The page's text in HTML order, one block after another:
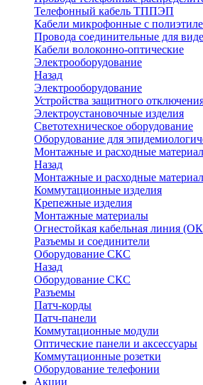
Телефонный кабель ТППЭП
Кабели микрофонные с
Провода соединительные для
Кабели волоконно-оптические
Электрооборудование
Назад
Электрооборудование
Устройства защитного
Электроустановочные изделия
Светотехническое оборудование
Оборудование для
Монтажные и расходные
Назад
Монтажные и расходные
Коммутационные изделия
Крепежные изделия
Монтажные материалы
Огнестойкая кабельная линия
Разъемы и соединители
Оборудование СКС
Назад
Оборудование СКС
Разъемы
Патч-корды
Патч-панели
Коммутационные модули
Оптические панели и аксессуары
Коммутационные розетки
Оборудование телефонии
Акции